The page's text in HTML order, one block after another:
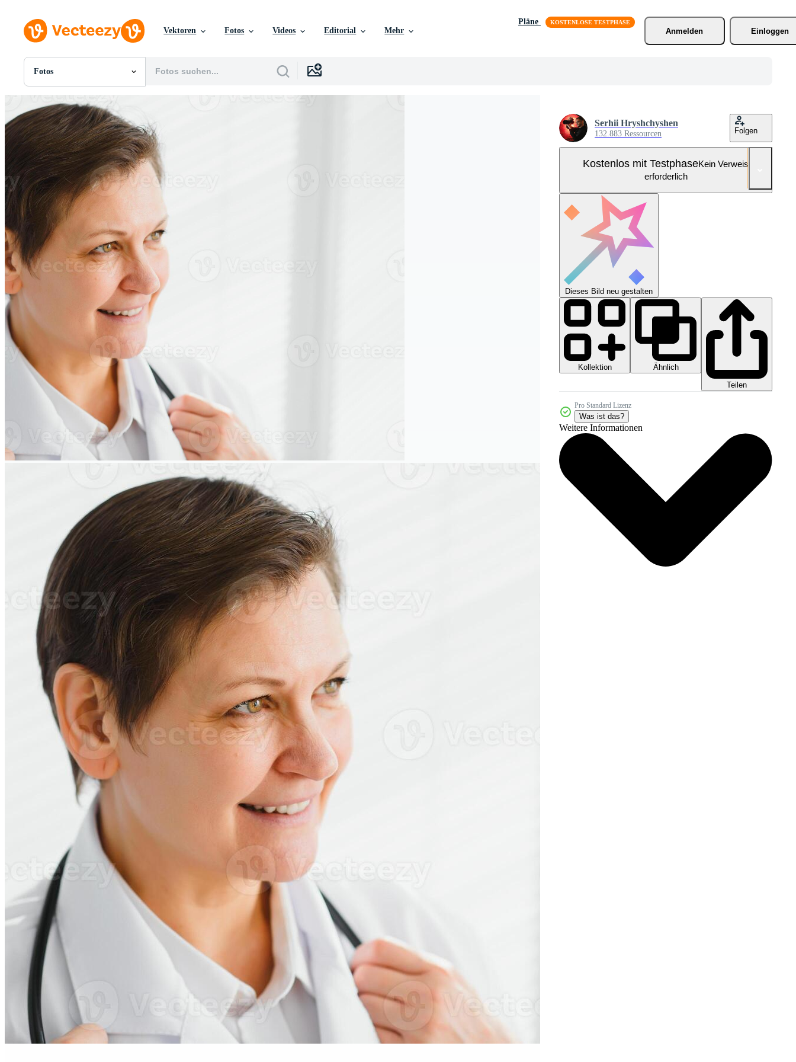
Vektoren Fotos Videos Editorial Mehr
Pläne
Anmelden
Einloggen
Fotos
Alle Bilder
Fotos
PNGs
PSDs
SVGs
Vorlagen
Vektoren
Videos
Motion Graphics
Redaktionelle Bilder
Redaktionelle Ereignisse
Serhii Hryshchyshen
132.883 Ressourcen Folgen
Kostenlos mit TestphaseKein Verweis
erforderlich
Dieses Bild neu gestalten
Kollektion
Ähnlich
Teilen
Pro Standard Lizenz
Was ist das?
Weitere Informationen